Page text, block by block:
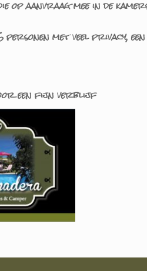
aanvraag mee in de
met veel privacy,
een fijn verblijf